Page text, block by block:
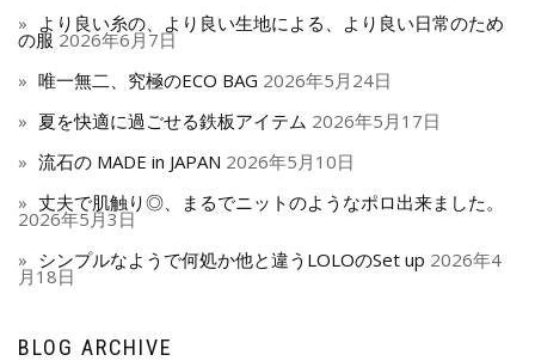
より良い糸の、より良い生地による、より良い日常のため
の服 2026年6月7日
唯一無二、究極のECO BAG 2026年5月24日
夏を快適に過ごせる鉄板アイテム 2026年5月17日
流石の MADE in JAPAN 2026年5月10日
丈夫で肌触り◎、まるでニットのようなポロ出来ました。
2026年5月3日
シンプルなようで何処か他と違うLOLOのSet up 2026年4
月18日
BLOG ARCHIVE